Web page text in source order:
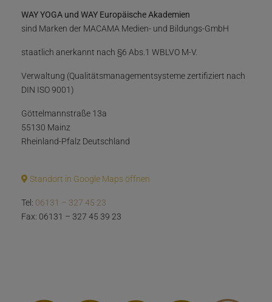
WAY YOGA und WAY Europäische Akademien
sind Marken der MACAMA Medien- und Bildungs-GmbH
staatlich anerkannt nach §6 Abs.1 WBLVO M-V.
Verwaltung (Qualitätsmanagementsysteme zertifiziert nach
DIN ISO 9001)
Göttelmannstraße 13a
55130 Mainz
Rheinland-Pfalz Deutschland
Standort in Google Maps öffnen
Tel: 06131 – 327 45 23
Fax: 06131 – 327 45 39 23